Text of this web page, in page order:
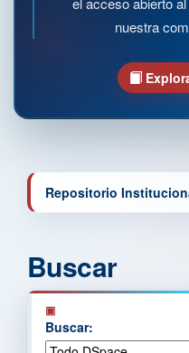
nuestra
Repositorio
Buscar
Buscar: